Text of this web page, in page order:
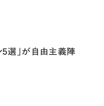
5選」が自由主義陣